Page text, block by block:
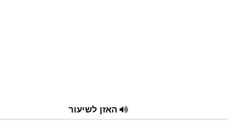
האזן לשיעור